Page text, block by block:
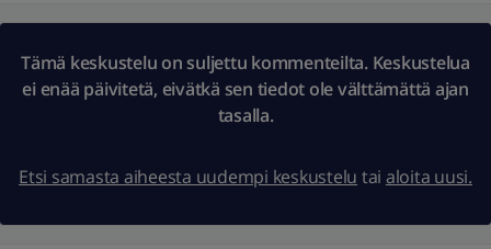
Tämä keskustelu on suljettu kommenteilta. Keskustelua
ei enää päivitetä, eivätkä sen tiedot ole välttämättä ajan
tasalla.
Etsi samasta aiheesta uudempi keskustelu tai aloita uusi.